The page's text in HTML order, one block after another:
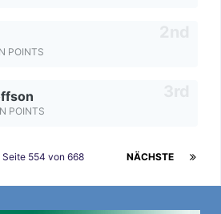
POINTS
POINTS
NÄCHSTE
Seite 554 von 668